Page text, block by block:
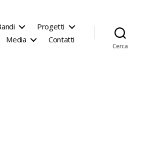
Progetti
Media
Contatti
Cerca